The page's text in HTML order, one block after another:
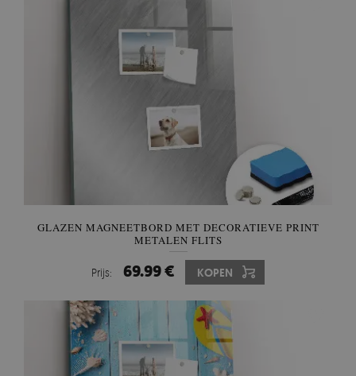
GLAZEN MAGNEETBORD MET DECORATIEVE PRINT
METALEN FLITS
Prijs: 69.99 € KOPEN